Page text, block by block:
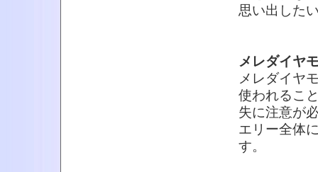
思い出した
メレダイヤ
メレダイヤ
使われるこ
失に注意が
エリー全体
す。